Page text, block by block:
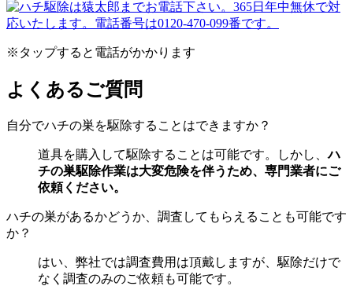
※タップすると電話がかかります
よくあるご質問
自分でハチの巣を駆除することはできますか？
道具を購入して駆除することは可能です。しかし、ハ
チの巣駆除作業は大変危険を伴うため、専門業者にご
依頼ください。
ハチの巣があるかどうか、調査してもらえることも可能です
か？
はい、弊社では調査費用は頂戴しますが、駆除だけで
なく調査のみのご依頼も可能です。